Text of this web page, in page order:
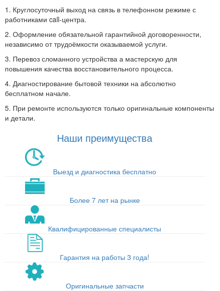
1. Круглосуточный выход на связь в телефонном режиме с
работниками call-центра.
2. Оформление обязательной гарантийной договоренности,
независимо от трудоёмкости оказываемой услуги.
3. Перевоз сломанного устройства а мастерскую для
повышения качества восстановительного процесса.
4. Диагностирование бытовой техники на абсолютно
бесплатном начале.
5. При ремонте используются только оригинальные компоненты
и детали.
Наши преимущества
Выезд и диагностика бесплатно
Более 7 лет на рынке
Квалифицированные специалисты
Гарантия на работы 3 года!
Оригинальные запчасти